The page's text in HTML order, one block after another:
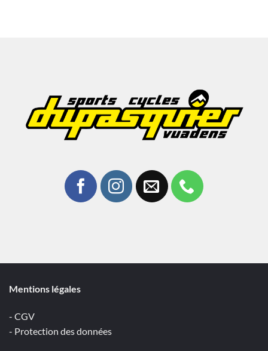
Mentions légales
- CGV
- Protection des données